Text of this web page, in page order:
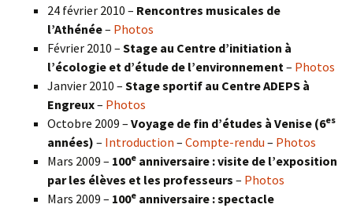
24 février 2010 – Rencontres musicales de
l’Athénée– Photos
Février 2010 – Stage au Centre d’initiation à
l’écologie et d’étude de l’environnement – Photos
Janvier 2010 – Stage sportif au Centre ADEPS à
Engreux– Photos
Octobre 2009 – Voyage de fin d’études à Venise (6es
années) – Introduction – Compte-rendu – Photos
Mars 2009 – 100e anniversaire : visite de l’exposition
par les élèves et les professeurs – Photos
Mars 2009 – 100e anniversaire : spectacle